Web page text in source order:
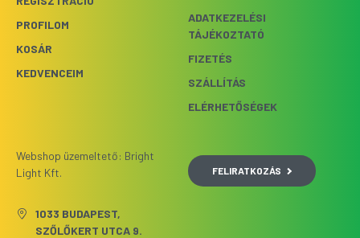
PROFILOM
KOSÁR
KEDVENCEIM
ADATKEZELÉSI
TÁJÉKOZTATÓ
FIZETÉS
SZÁLLÍTÁS
ELÉRHETŐSÉGEK
Webshop üzemeltető: Bright
Light Kft.
1033 BUDAPEST,
SZŐLŐKERT UTCA 9.
FELIRATKOZÁS